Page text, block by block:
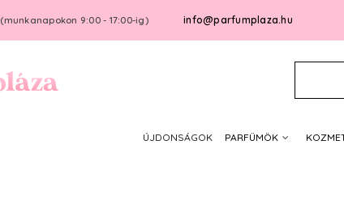
(munkanapokon 9:00 - 17:00-ig) info@parfumplaza.hu
ÚJDONSÁGOK PARFÜMÖK